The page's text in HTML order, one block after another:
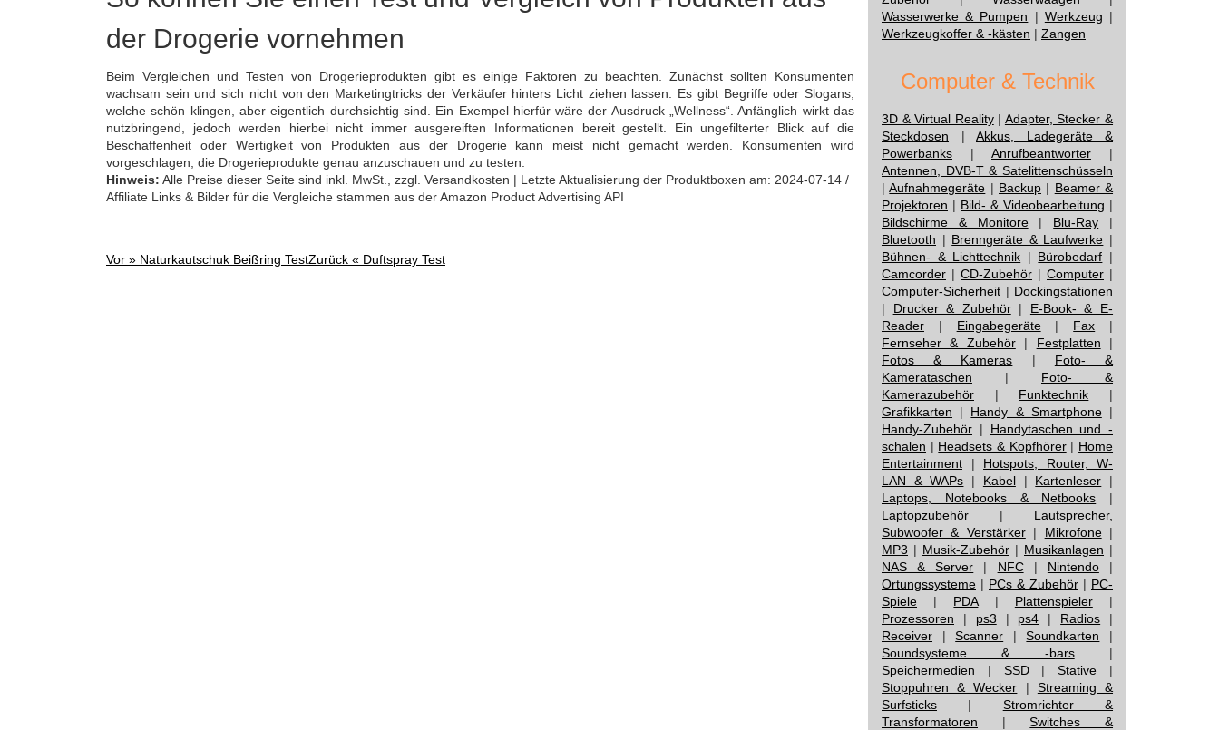
der Drogerie vornehmen
Beim Vergleichen und Testen von Drogerieprodukten gibt es einige Faktoren zu beachten. Zunächst sollten Konsumenten
wachsam sein und sich nicht von den Marketingtricks der Verkäufer hinters Licht ziehen lassen. Es gibt Begriffe oder Slogans,
welche schön klingen, aber eigentlich durchsichtig sind. Ein Exempel hierfür wäre der Ausdruck „Wellness“. Anfänglich wirkt das
nutzbringend, jedoch werden hierbei nicht immer ausgereiften Informationen bereit gestellt. Ein ungefilterter Blick auf die
Beschaffenheit oder Wertigkeit von Produkten aus der Drogerie kann meist nicht gemacht werden. Konsumenten wird
vorgeschlagen, die Drogerieprodukte genau anzuschauen und zu testen.
Hinweis: Alle Preise dieser Seite sind inkl. MwSt., zzgl. Versandkosten | Letzte Aktualisierung der Produktboxen am: 2024-07-14 /
Affiliate Links & Bilder für die Vergleiche stammen aus der Amazon Product Advertising API
Post
Vor » Naturkautschuk Beißring TestZurück « Duftspray Test
Wasserwerke & Pumpen | Werkzeug |
Werkzeugkoffer & -kästen | Zangen
Computer & Technik
3D & Virtual Reality| Adapter, Stecker &
Steckdosen | Akkus, Ladegeräte &
Powerbanks | Anrufbeantworter |
Antennen, DVB-T & Satelittenschüsseln
|Aufnahmegeräte | Backup | Beamer &
Projektoren | Bild- & Videobearbeitung |
Bildschirme & Monitore| Blu-Ray |
Bluetooth | Brenngeräte & Laufwerke |
Bühnen- & Lichttechnik | Bürobedarf |
Camcorder | CD-Zubehör | Computer |
Computer-Sicherheit | Dockingstationen
| Drucker & Zubehör| E-Book- & E-
Reader | Eingabegeräte| Fax |
Fernseher & Zubehör| Festplatten |
Fotos & Kameras | Foto- &
Kamerataschen | Foto- &
Kamerazubehör | Funktechnik |
Grafikkarten | Handy & Smartphone|
Handy-Zubehör | Handytaschen und -
schalen | Headsets & Kopfhörer| Home
Entertainment | Hotspots, Router, W-
LAN & WAPs | Kabel| Kartenleser |
Laptops, Notebooks & Netbooks |
Laptopzubehör | Lautsprecher,
Subwoofer & Verstärker| Mikrofone|
MP3 | Musik-Zubehör | Musikanlagen |
NAS & Server | NFC| Nintendo|
Ortungssysteme | PCs & Zubehör | PC-
Spiele | PDA| Plattenspieler|
Prozessoren | ps3 | ps4 | Radios |
Receiver |Scanner |Soundkarten |
Soundsysteme & -bars|
Speichermedien | SSD|Stative |
Stoppuhren & Wecker | Streaming &
Surfsticks | Stromrichter &
Transformatoren |Switches &